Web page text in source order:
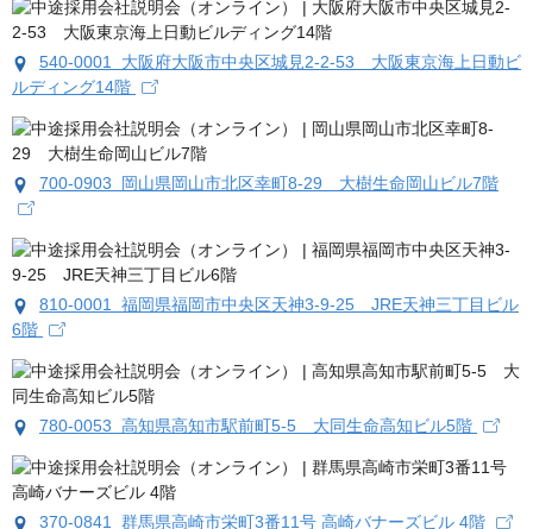
540-0001 大阪府大阪市中央区城見2-2-53 大阪東京海上日動ビ
ルディング14階
700-0903 岡山県岡山市北区幸町8-29 大樹生命岡山ビル7階
810-0001 福岡県福岡市中央区天神3-9-25 JRE天神三丁目ビル
6階
780-0053 高知県高知市駅前町5-5 大同生命高知ビル5階
370-0841 群馬県高崎市栄町3番11号 高崎バナーズビル 4階